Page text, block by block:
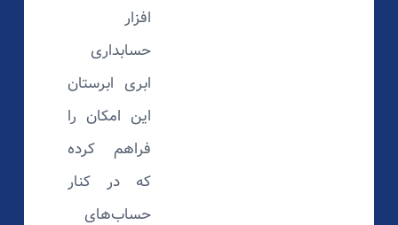
افزار
حسابداری
ابری ابرستان
این امکان را
فراهم کرده
که در کنار
حساب‌های